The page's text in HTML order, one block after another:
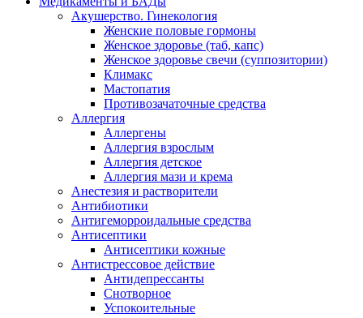
Акушерство. Гинекология
Женские половые гормоны
Женское здоровье (таб, капс)
Женское здоровье свечи (суппозитории)
Климакс
Мастопатия
Противозачаточные средства
Аллергия
Аллергены
Аллергия взрослым
Аллергия детское
Аллергия мази и крема
Анестезия и растворители
Антибиотики
Антигеморроидальные средства
Антисептики
Антисептики кожные
Антистрессовое действие
Антидепрессанты
Снотворное
Успокоительные